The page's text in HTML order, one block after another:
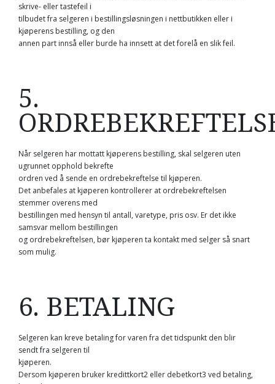
skrive- eller tastefeil i
tilbudet fra selgeren i bestillingsløsningen i nettbutikken eller i
kjøperens bestilling, og den
annen part innså eller burde ha innsett at det forelå en slik feil.
5.
Når selgeren har mottatt kjøperens bestilling, skal selgeren uten
ugrunnet opphold bekrefte
ordren ved å sende en ordrebekreftelse til kjøperen.
Det anbefales at kjøperen kontrollerer at ordrebekreftelsen
stemmer overens med
bestillingen med hensyn til antall, varetype, pris osv. Er det ikke
samsvar mellom bestillingen
og ordrebekreftelsen, bør kjøperen ta kontakt med selger så snart
som mulig.
6. BETALING
Selgeren kan kreve betaling for varen fra det tidspunkt den blir
sendt fra selgeren til
kjøperen.
Dersom kjøperen bruker kredittkort2 eller debetkort3 ved betaling,